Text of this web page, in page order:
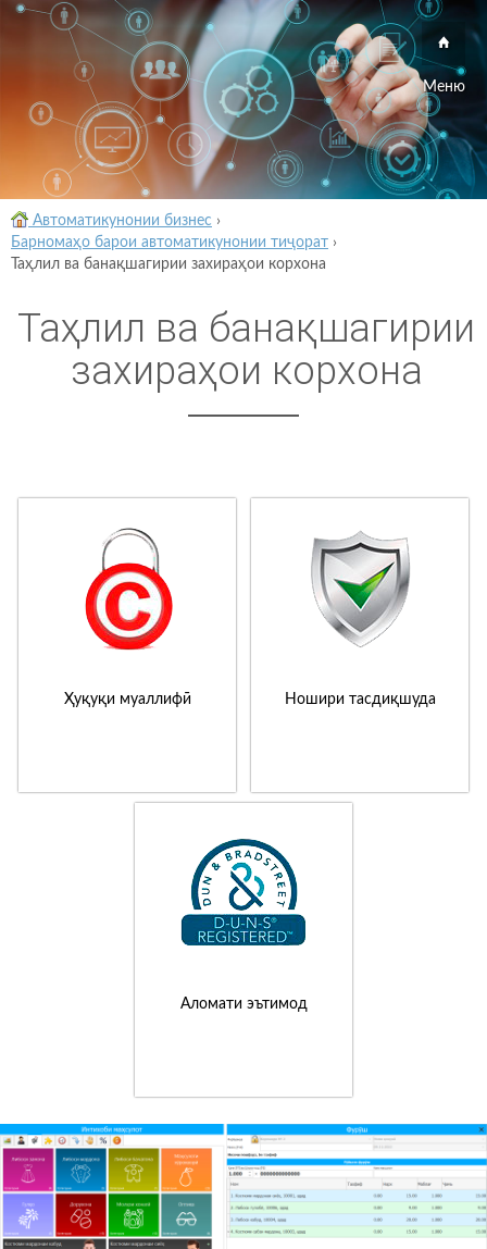
Меню
Автоматикунонии бизнес ›
Барномаҳо барои автоматикунонии тиҷорат ›
Таҳлил ва банақшагирии захираҳои корхона
Таҳлил ва банақшагирии
захираҳои корхона
Ҳуқуқи муаллифӣ Ношири тасдиқшуда
Аломати эътимод